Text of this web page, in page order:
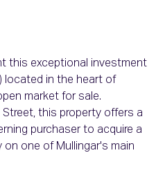
this exceptional investment
located in the heart of
market for sale.
this property offers a
purchaser to acquire a
on one of Mullingar's main